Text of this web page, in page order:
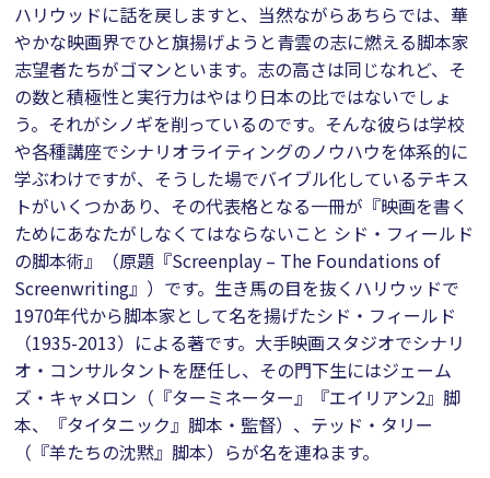
ハリウッドに話を戻しますと、当然ながらあちらでは、華
やかな映画界でひと旗揚げようと青雲の志に燃える脚本家
志望者たちがゴマンといます。志の高さは同じなれど、そ
の数と積極性と実行力はやはり日本の比ではないでしょ
う。それがシノギを削っているのです。そんな彼らは学校
や各種講座でシナリオライティングのノウハウを体系的に
学ぶわけですが、そうした場でバイブル化しているテキス
トがいくつかあり、その代表格となる一冊が『映画を書く
ためにあなたがしなくてはならないこと シド・フィールド
の脚本術』（原題『Screenplay – The Foundations of
Screenwriting』）です。生き馬の目を抜くハリウッドで
1970年代から脚本家として名を揚げたシド・フィールド
（1935-2013）による著です。大手映画スタジオでシナリ
オ・コンサルタントを歴任し、その門下生にはジェーム
ズ・キャメロン（『ターミネーター』『エイリアン2』脚
本、『タイタニック』脚本・監督）、テッド・タリー
（『羊たちの沈黙』脚本）らが名を連ねます。